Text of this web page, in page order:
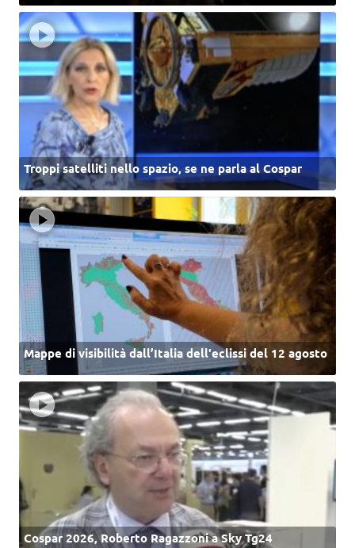
Troppi satelliti nello spazio, se ne parla al Cospar
Mappe di visibilità dall’Italia dell'eclissi del 12 agosto
Cospar 2026, Roberto Ragazzoni a Sky Tg24